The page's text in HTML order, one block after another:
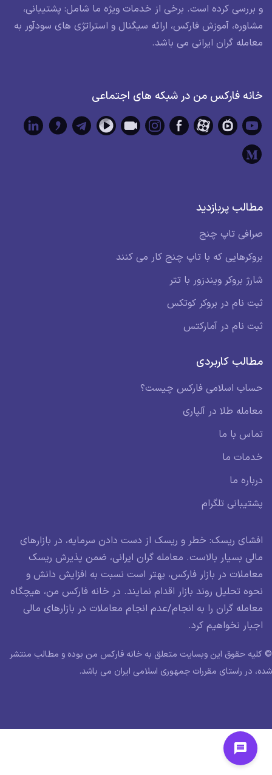
و بررسی کرده است. برخی از خدمات ویژه ما شامل: پشتیبانی،
مشاوره، آموزش فارکس، ارائه سیگنال و استراتژی های سودآور به
معامله گران ایرانی می باشد.
خانه فارکس من در شبکه های اجتماعی
مطالب پربازدید
صرافی تاپ چنج
بروکرهایی که با تاپ چنج کار می کنند
شارژ بروکر ویندزور با تتر
ثبت نام در بروکر کوتکس
ثبت نام در آمارکتس
مطالب کاربردی
حساب اسلامی فارکس چیست؟
معامله طلا در آلپاری
تماس با ما
خدمات ما
درباره ما
پشتیبانی تلگرام
افشای ریسک: خطر و ریسک از دست دادن سرمایه، در بازارهای
مالی بسیار بالاست. معامله گران ایرانی، ضمن پذیرش ریسک
معاملات در بازار فارکس، بهتر است نسبت به افزایش دانش و
نحوه تحلیل روند بازار اقدام نمایند. در خانه فارکس من، هیچگاه
معامله گران را به انجام/عدم انجام معاملات در بازارهای مالی
اجبار نخواهیم کرد.
© کلیه حقوق این وبسایت متعلق به خانه فارکس من بوده و مطالب منتشر
شده، در راستای مقررات جمهوری اسلامی ایران می باشد.